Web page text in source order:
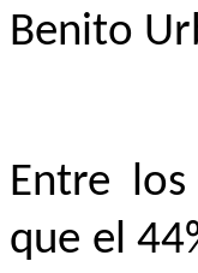
Benito
Entre
que el